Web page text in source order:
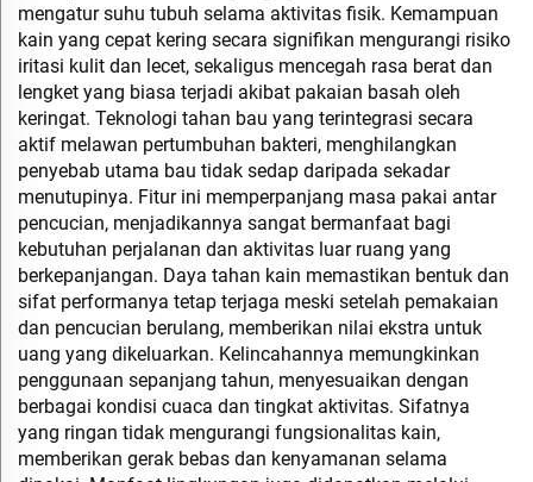
mengatur suhu tubuh selama aktivitas fisik. Kemampuan
kain yang cepat kering secara signifikan mengurangi risiko
iritasi kulit dan lecet, sekaligus mencegah rasa berat dan
lengket yang biasa terjadi akibat pakaian basah oleh
keringat. Teknologi tahan bau yang terintegrasi secara
aktif melawan pertumbuhan bakteri, menghilangkan
penyebab utama bau tidak sedap daripada sekadar
menutupinya. Fitur ini memperpanjang masa pakai antar
pencucian, menjadikannya sangat bermanfaat bagi
kebutuhan perjalanan dan aktivitas luar ruang yang
berkepanjangan. Daya tahan kain memastikan bentuk dan
sifat performanya tetap terjaga meski setelah pemakaian
dan pencucian berulang, memberikan nilai ekstra untuk
uang yang dikeluarkan. Kelincahannya memungkinkan
penggunaan sepanjang tahun, menyesuaikan dengan
berbagai kondisi cuaca dan tingkat aktivitas. Sifatnya
yang ringan tidak mengurangi fungsionalitas kain,
memberikan gerak bebas dan kenyamanan selama